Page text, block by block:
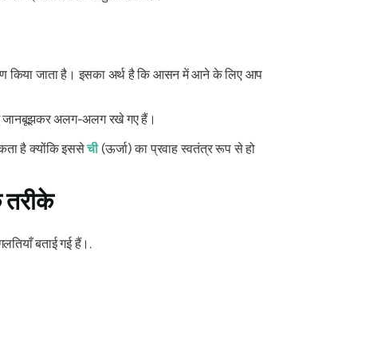
किया जाता है। इसका अर्थ है कि आसन में आने के लिए आप
जानबूझकर अलग-अलग रखे गए हैं।
है क्योंकि इससेची (ऊर्जा) का प्रवाह स्वतंत्र रूप से हो
तरीके
बताई गई हैं।.